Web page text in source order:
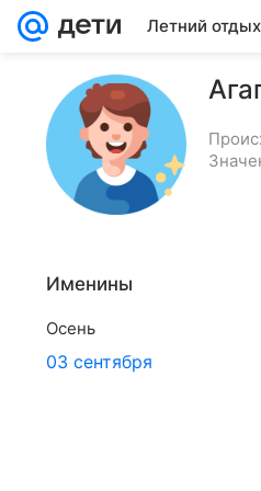
Летний отдых
Именины
Осень
03 сентября